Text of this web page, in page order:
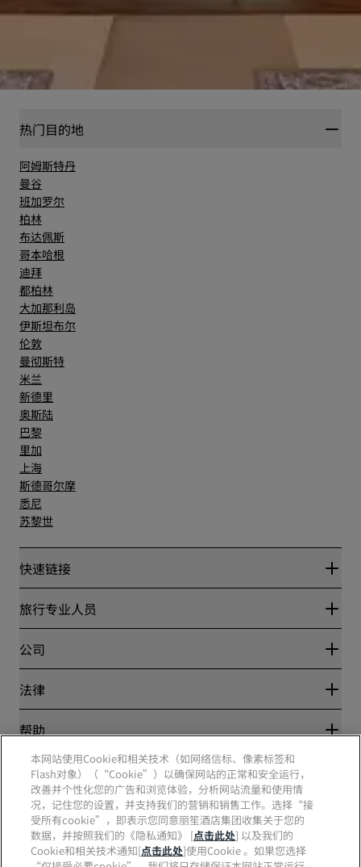
热门目的地
阿姆斯特丹
曼谷
班加罗尔
柏林
布达佩斯
哥本哈根
迪拜
都柏林
大加那利岛
伊斯坦布尔
伦敦
曼彻斯特
米兰
新德里
奥斯陆
巴黎
里加
上海
斯德哥尔摩
悉尼
苏黎世
快速链接
丽赏会
Blog
目的地
丽笙酒店集团APP
体育认证酒店
家庭友好型酒店
旅行专业人员
合作伙伴
公司
丽笙酒店集团
工作机会 RHG
工作机会 PPHE
工作机会 EHL
The Club by RHG
发展机会
责任经营
采购
法律
隐私中心
丽赏会条款和条件
网站使用协议
数字无障碍
现代奴隶制声明
帮助
消费者警示
联系方式
常见问题
网站地图
社交媒体
丽笙酒店集团品牌
本网站使用Cookie和相关技术（如网络信标、像素标签和
Flash对象）（“Cookie”）以确保网站的正常和安全运行，
改善并个性化您的广告和浏览体验，分析网站流量和使用情
况，记住您的设置，并支持我们的营销和销售工作。选择“接
受所有cookie”，即表示您同意丽笙酒店集团收集关于您的
数据，并按照我们的《隐私通知》 [点击此处] 以及我们的
Cookie和相关技术通知[点击此处]使用Cookie 。如果您选择